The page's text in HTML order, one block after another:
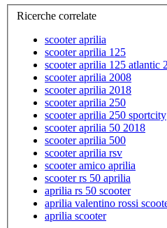
Ricerche correlate
scooter aprilia
scooter aprilia 125
scooter aprilia 125 atlantic
scooter aprilia 2008
scooter aprilia 2018
scooter aprilia 250
scooter aprilia 250 sportcity
scooter aprilia 50 2018
scooter aprilia 500
scooter aprilia rsv
scooter amico aprilia
scooter rs 50 aprilia
aprilia rs 50 scooter
aprilia valentino rossi
aprilia scooter